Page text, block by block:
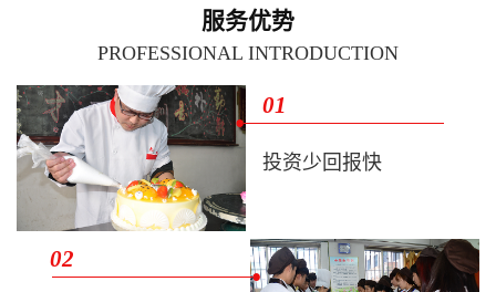
服务优势
PROFESSIONAL INTRODUCTION
01
投资少回报快
02